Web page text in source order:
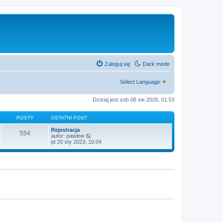
Dark mode
Zaloguj się
Select Language ▼
Dzisiaj jest sob 08 sie 2026, 01:53
POSTY OSTATNI POST
554
Rejestracja
autor: pawlew
y
w
t
n
pt 20 sty 2023, 10:04